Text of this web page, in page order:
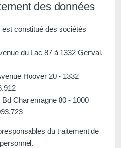
des données
est constitué des sociétés
du Lac 87 à 1332 Genval,
Hoover 20 - 1332
Charlemagne 80 - 1000
du traitement de